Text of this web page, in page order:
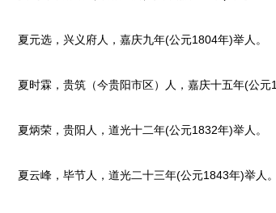
夏元选，兴义府人，嘉庆九年(公元1804年)举人。
夏时霖，贵筑（今贵阳市区）人，嘉庆十五年(公元
夏炳荣，贵阳人，道光十二年(公元1832年)举人。
夏云峰，毕节人，道光二十三年(公元1843年)举人。